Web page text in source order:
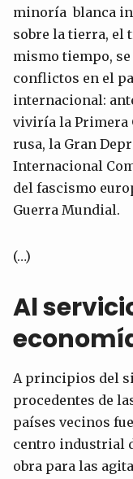
minoría blanca
sobre la tierra, el
mismo tiempo,
conflictos en el
internacional:
viviría la Primera
rusa, la Gran
Internacional
del fascismo
Guerra Mundial.
(…)
Al
A principios del
procedentes de
países vecinos
centro industrial
obra para las